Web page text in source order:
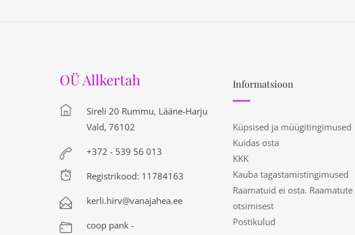
OÜ Allkertah
Sireli 20 Rummu, Lääne-Harju
Vald, 76102
+372 - 539 56 013
Registrikood: 11784163
kerli.hirv@vanajahea.ee
coop pank -
Informatsioon
Küpsised ja müügitingimused
Kuidas osta
KKK
Kauba tagastamistingimused
Raamatuid ei osta. Raamatute
otsimisest
Postikulud